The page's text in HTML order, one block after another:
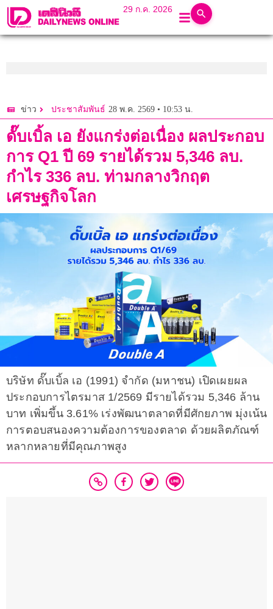
29 ก.ค. 2026
ข่าว ประชาสัมพันธ์ 28 พ.ค. 2569 • 10:53 น.
ดั๊บเบิ้ล เอ ยังแกร่งต่อเนื่อง ผลประกอบ
การ Q1 ปี 69 รายได้รวม 5,346 ลบ.
กำไร 336 ลบ. ท่ามกลางวิกฤต
เศรษฐกิจโลก
บริษัท ดั๊บเบิ้ล เอ (1991) จำกัด (มหาชน) เปิดเผยผล
ประกอบการไตรมาส 1/2569 มีรายได้รวม 5,346 ล้าน
บาท เพิ่มขึ้น 3.61% เร่งพัฒนาตลาดที่มีศักยภาพ มุ่งเน้น
การตอบสนองความต้องการของตลาด ด้วยผลิตภัณฑ์
หลากหลายที่มีคุณภาพสูง